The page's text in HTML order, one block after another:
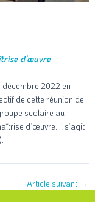
d’œuvre
décembre 2022 en
de cette réunion de
scolaire au
d’œuvre. Il s’agit
Article suivant →